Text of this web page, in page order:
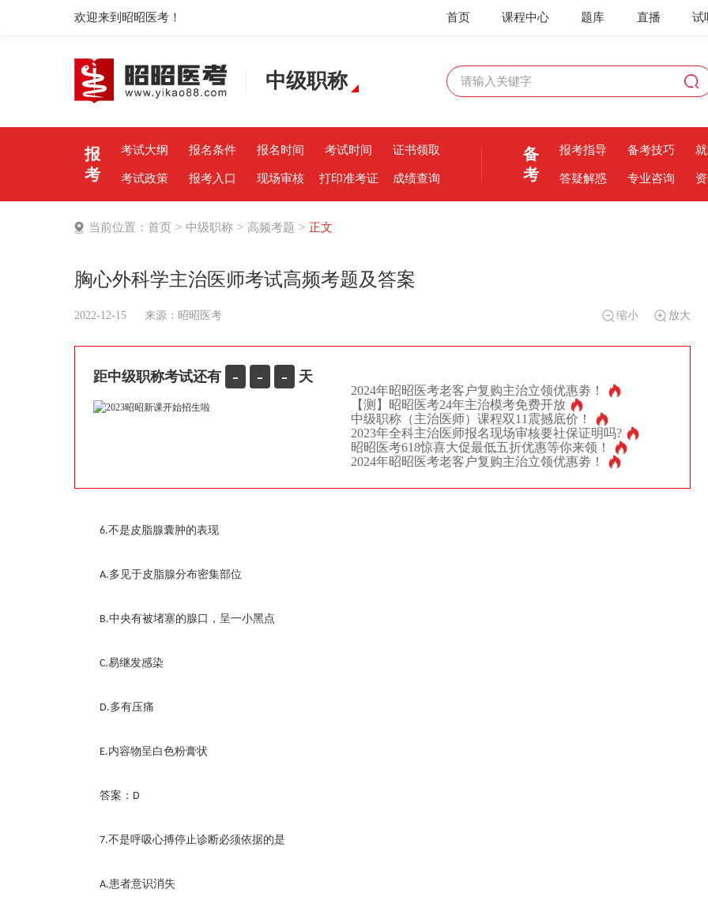
欢迎来到昭昭医考！ 试
直播
题库
课程中心
首页
中级职称
报
考
考试大纲 报名条件 报名时间 考试时间 证书领取
考试政策 报考入口 现场审核 打印准考证 成绩查询
备
考
报考指导 备考技巧
答疑解惑 专业咨询
当前位置： 首页 > 中级职称 > 高频考题 > 正文
胸心外科学主治医师考试高频考题及答案
2022-12-15 来源： 昭昭医考 放大
缩小
距中级职称考试还有 - - - 天
2024年昭昭医考老客户复购主治立领优惠劵！
【测】昭昭医考24年主治模考免费开放
中级职称（主治医师）课程双11震撼底价！
2023年全科主治医师报名现场审核要社保证明吗?
昭昭医考618惊喜大促最低五折优惠等你来领！
2024年昭昭医考老客户复购主治立领优惠劵！
6.不是皮脂腺囊肿的表现
A.多见于皮脂腺分布密集部位
B.中央有被堵塞的腺口，呈一小黑点
C.易继发感染
D.多有压痛
E.内容物呈白色粉膏状
答案： D
7.不是呼吸心搏停止诊断必须依据的是
A.患者意识消失